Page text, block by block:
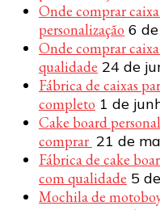
Onde comprar
personalização 6
Onde comprar
qualidade 24 de
Fábrica de caixas
completo 1 de
Cake board
comprar 21 de
Fábrica de cake
com qualidade 5
Mochila de